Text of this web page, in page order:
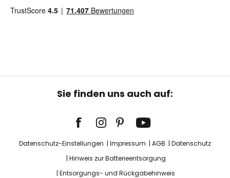
Sie finden uns auch auf:
Datenschutz-Einstellungen Impressum AGB
Datenschutz
Hinweis zur Batterieentsorgung
Entsorgungs- und Rückgabehinweis